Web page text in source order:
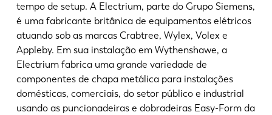
tempo de setup. A Electrium, parte do Grupo Siemens,
é uma fabricante britânica de equipamentos elétricos
atuando sob as marcas Crabtree, Wylex, Volex e
Appleby. Em sua instalação em Wythenshawe, a
Electrium fabrica uma grande variedade de
componentes de chapa metálica para instalações
domésticas, comerciais, do setor público e industrial
usando as puncionadeiras e dobradeiras Easy-Form da